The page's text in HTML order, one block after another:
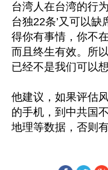
台湾人在台湾的行
台独22条’又可以
得你有事情，你不
而且终生有效。所
已经不是我们可以
他建议，如果评估
的手机，到中共国